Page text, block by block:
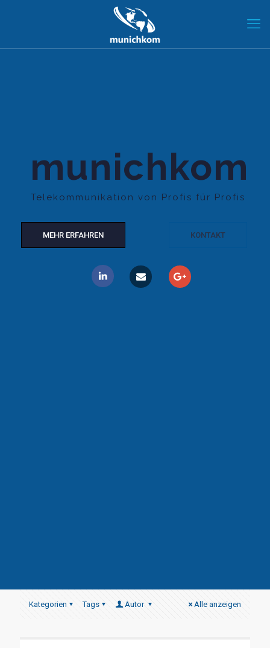
munichkom
Telekommunikation von Profis für Profis
MEHR ERFAHREN KONTAKT
Kategorien Tags Autor Alle anzeigen